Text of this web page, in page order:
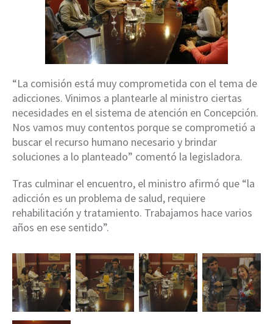
“La comisión está muy comprometida con el tema de
adicciones. Vinimos a plantearle al ministro ciertas
necesidades en el sistema de atención en Concepción.
Nos vamos muy contentos porque se comprometió a
buscar el recurso humano necesario y brindar
soluciones a lo planteado” comentó la legisladora.
Tras culminar el encuentro, el ministro afirmó que “la
adicción es un problema de salud, requiere
rehabilitación y tratamiento. Trabajamos hace varios
años en ese sentido”.